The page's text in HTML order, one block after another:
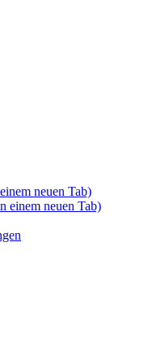
neuen Tab)
einem neuen Tab)